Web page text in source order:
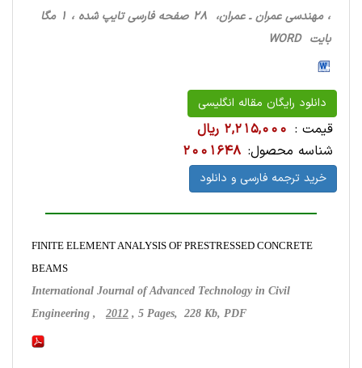
، مهندسی عمران ـ عمران، 28 صفحه فارسی تایپ شده ، 1 مگا
بایت WORD
دانلود رایگان مقاله انگلیسی
قیمت : 2,215,000 ریال
شناسه محصول: 2001648
خرید ترجمه فارسی و دانلود
FINITE ELEMENT ANALYSIS OF PRESTRESSED CONCRETE
BEAMS
International Journal of Advanced Technology in Civil
Engineering , 2012 , 5 Pages, 228 Kb, PDF